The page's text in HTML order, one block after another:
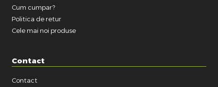
Cum cumpar?
Politica de retur
Cele mai noi produse
Contact
Contact